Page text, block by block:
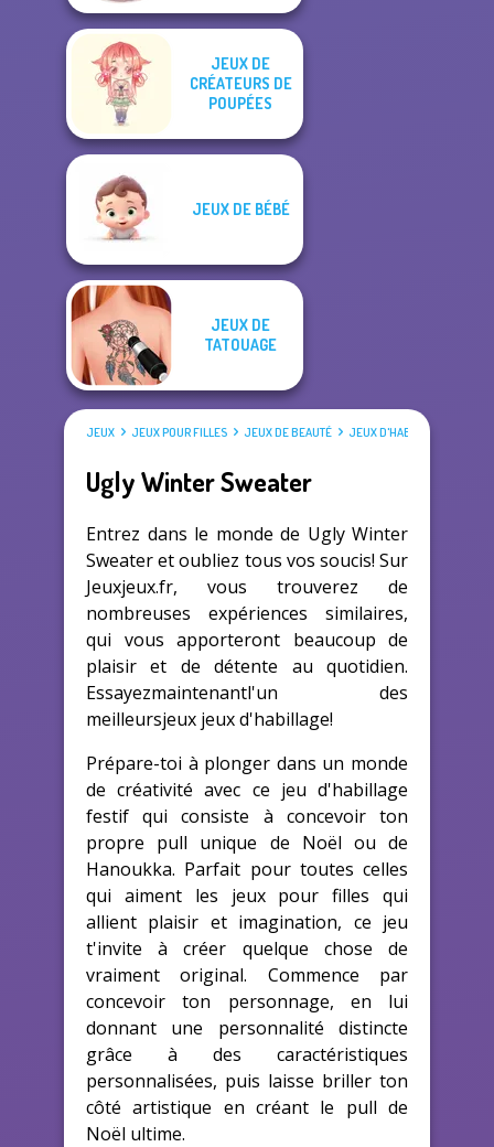
JEUX DE
CRÉATEURS DE
POUPÉES
JEUX DE BÉBÉ
JEUX DE
TATOUAGE
JEUX JEUX POUR FILLES JEUX DE BEAUTÉ JEUX D'HABILLAGE
Ugly Winter Sweater
Entrez dans le monde de Ugly Winter
Sweater et oubliez tous vos soucis! Sur
Jeuxjeux.fr, vous trouverez de
nombreuses expériences similaires,
qui vous apporteront beaucoup de
plaisir et de détente au quotidien.
Essayezmaintenantl'un des
meilleursjeux jeux d'habillage!
Prépare-toi à plonger dans un monde
de créativité avec ce jeu d'habillage
festif qui consiste à concevoir ton
propre pull unique de Noël ou de
Hanoukka. Parfait pour toutes celles
qui aiment les jeux pour filles qui
allient plaisir et imagination, ce jeu
t'invite à créer quelque chose de
vraiment original. Commence par
concevoir ton personnage, en lui
donnant une personnalité distincte
grâce à des caractéristiques
personnalisées, puis laisse briller ton
côté artistique en créant le pull de
Noël ultime.